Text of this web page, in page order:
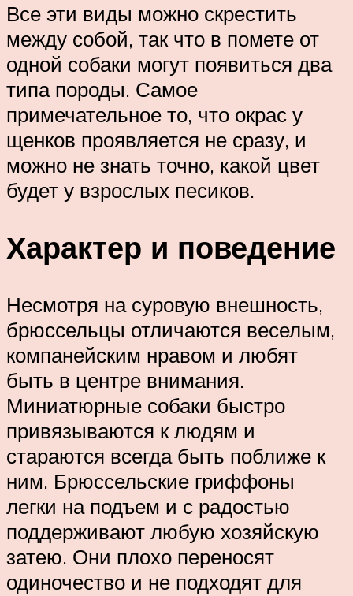
Все эти виды можно скрестить
между собой, так что в помете от
одной собаки могут появиться два
типа породы. Самое
примечательное то, что окрас у
щенков проявляется не сразу, и
можно не знать точно, какой цвет
будет у взрослых песиков.
Характер и поведение
Несмотря на суровую внешность,
брюссельцы отличаются веселым,
компанейским нравом и любят
быть в центре внимания.
Миниатюрные собаки быстро
привязываются к людям и
стараются всегда быть поближе к
ним. Брюссельские гриффоны
легки на подъем и с радостью
поддерживают любую хозяйскую
затею. Они плохо переносят
одиночество и не подходят для